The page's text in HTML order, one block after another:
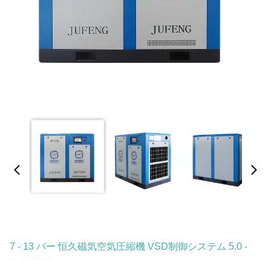
7 - 13 バー 恒久磁気空気圧縮機 VSD制御システム 5.0 -